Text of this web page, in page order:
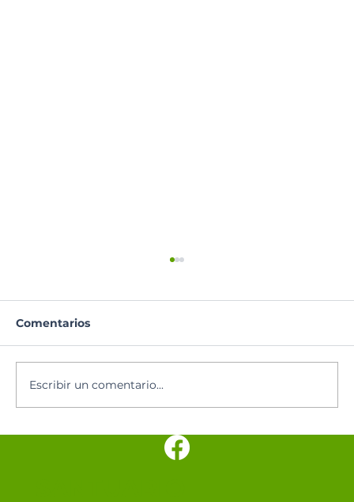
Comentarios
Escribir un comentario...